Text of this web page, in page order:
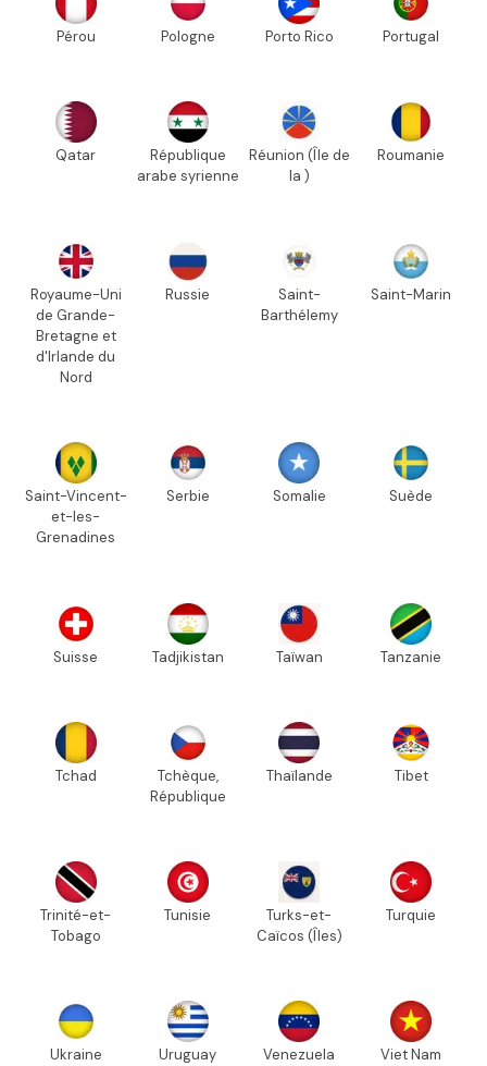
Pérou Pologne Porto Rico Portugal
Qatar
République
arabe syrienne
Réunion (Île de
la )
Roumanie
Royaume-Uni
de Grande-
Bretagne et
d'Irlande du
Nord
Russie
Saint-
Barthélemy
Saint-Marin
Saint-Vincent-
et-les-
Grenadines
Serbie Somalie Suède
Suisse Tadjikistan Taïwan Tanzanie
Tchad
Tchèque,
République
Thaïlande Tibet
Trinité-et-
Tobago
Tunisie
Turks-et-
Caïcos (Îles)
Turquie
Ukraine Uruguay Venezuela Viet Nam